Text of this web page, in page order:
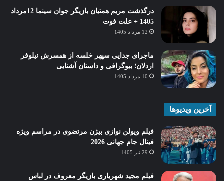
درگذشت مریم همتیان بازیگر جوان سینما 12مرداد
1405 + علت فوت
12 مرداد 1405
ماجرای جدایی سپهر خلسه از همسرش نیلوفر
اردلان؛ بیوگرافی و داستان آشنایی
10 مرداد 1405
آخرین ویدیوها
فیلم ویولن نوازی بیژن مرتضوی در مراسم ویژه
فینال جام جهانی 2026
29 تیر 1405
فیلم مجید شهریاری بازیگر معروف در لباس